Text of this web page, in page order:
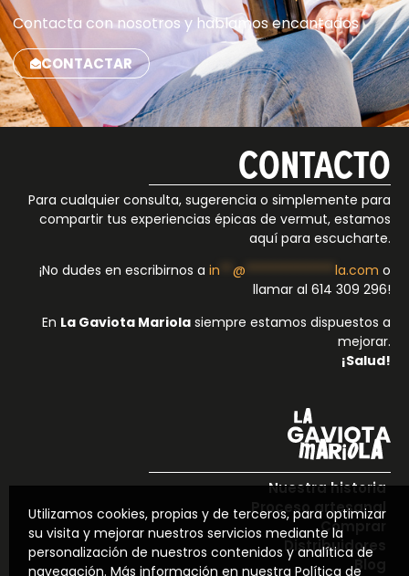
Contacta con nosotros y hablamos encantados
CONTACTAR
CONTACTO
Para cualquier consulta, sugerencia o simplemente para
compartir tus experiencias épicas de vermut, estamos
aquí para escucharte.
¡No dudes en escribirnos a in @ la.com o
llamar al 614 309 296‬!
En La Gaviota Mariola siempre estamos dispuestos a
mejorar.
¡Salud!
Nuestra historia
Proceso artesanal
Comprar
Distribuidores
Blog
Utilizamos cookies, propias y de terceros, para optimizar
su visita y mejorar nuestros servicios mediante la
personalización de nuestros contenidos y analítica de
navegación. Más información en nuestra Política de